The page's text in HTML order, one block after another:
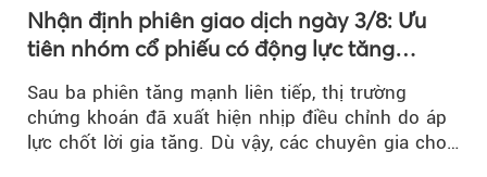
Nhận định phiên giao dịch ngày 3/8: Ưu
tiên nhóm cổ phiếu có động lực tăng
Sau ba phiên tăng mạnh liên tiếp, thị trường
chứng khoán đã xuất hiện nhịp điều chỉnh do áp
lực chốt lời gia tăng. Dù vậy, các chuyên gia cho